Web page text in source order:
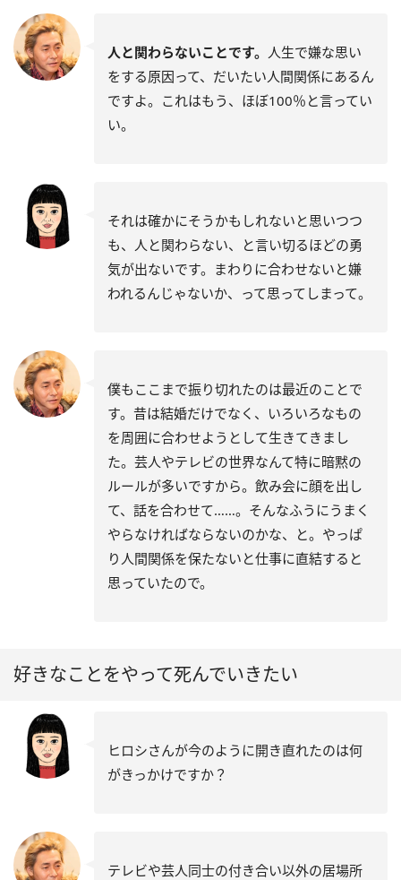
人と関わらないことです。 人生で嫌な思い
をする原因って、だいたい人間関係にあるん
ですよ。これはもう、ほぼ100％と言ってい
い。
それは確かにそうかもしれないと思いつつ
も、人と関わらない、と言い切るほどの勇
気が出ないです。まわりに合わせないと嫌
われるんじゃないか、って思ってしまって。
僕もここまで振り切れたのは最近のことで
す。昔は結婚だけでなく、いろいろなもの
を周囲に合わせようとして生きてきまし
た。芸人やテレビの世界なんて特に暗黙の
ルールが多いですから。飲み会に顔を出し
て、話を合わせて……。そんなふうにうまく
やらなければならないのかな、と。やっぱ
り人間関係を保たないと仕事に直結すると
思っていたので。
好きなことをやって死んでいきたい
ヒロシさんが今のように開き直れたのは何
がきっかけですか？
テレビや芸人同士の付き合い以外の居場所